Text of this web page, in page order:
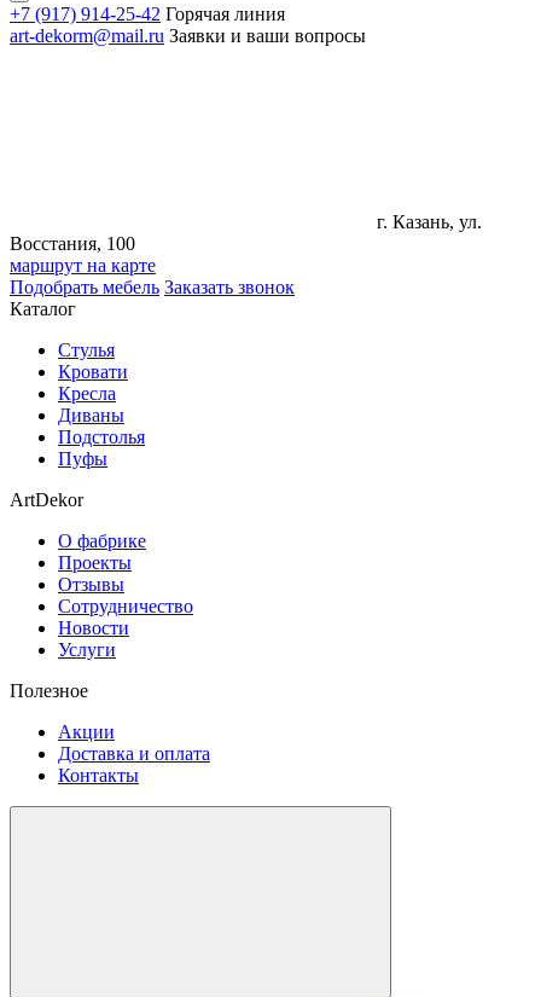
+7 (917) 914-25-42 Горячая линия
art-dekorm@mail.ru Заявки и ваши вопросы
г. Казань, ул.
Восстания, 100
маршрут на карте
Подобрать мебель Заказать звонок
Каталог
Стулья
Кровати
Кресла
Диваны
Подстолья
Пуфы
ArtDekor
О фабрике
Проекты
Отзывы
Сотрудничество
Новости
Услуги
Полезное
Акции
Доставка и оплата
Контакты